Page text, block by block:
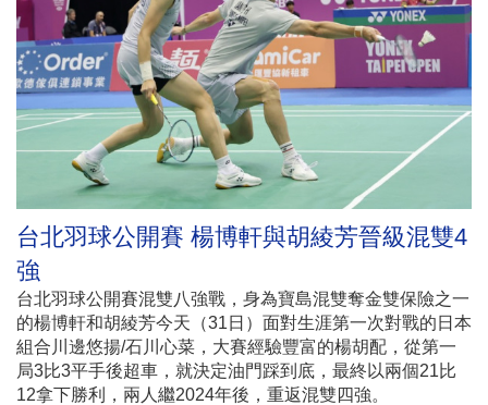
台北羽球公開賽 楊博軒與胡綾芳晉級混雙4
強
台北羽球公開賽混雙八強戰，身為寶島混雙奪金雙保險之一
的楊博軒和胡綾芳今天（31日）面對生涯第一次對戰的日本
組合川邊悠揚/石川心菜，大賽經驗豐富的楊胡配，從第一
局3比3平手後超車，就決定油門踩到底，最終以兩個21比
12拿下勝利，兩人繼2024年後，重返混雙四強。